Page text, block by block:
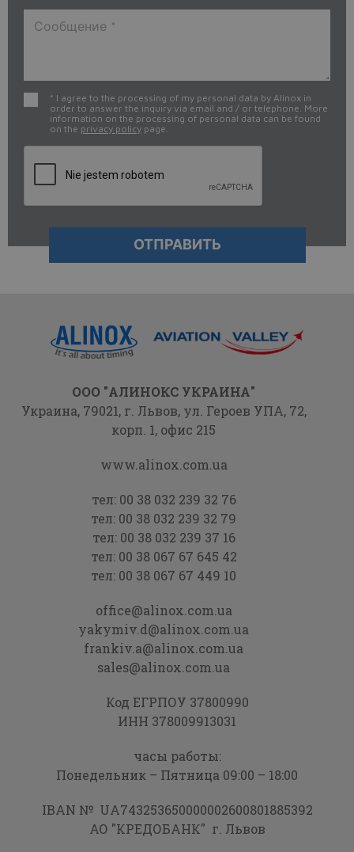
* I agree to the processing of my personal data by Alinox in
order to answer the inquiry via email and / or telephone. More
information on the processing of personal data can be found
on the privacy policy page.
ООО "АЛИНОКС УКРАИНА"
Украина, 79021,г. Львов, ул. Героев УПА,72,
корп. 1, офис 215
www.alinox.com.ua
тел: 00 38 032 239 32 76
тел: 00 38 032 239 32 79
тел: 00 38 032 239 37 16
тел: 00 38 067 67 645 42
тел: 00 38 067 67 449 10
office@alinox.com.ua
yakymiv.d@alinox.com.ua
frankiv.a@alinox.com.ua
sales@alinox.com.ua
Код ЕГРПОУ 37800990
ИНН 378009913031
часы работы:
Понедельник – Пятница 09:00 – 18:00
IBAN № UA743253650000002600801885392
АО "КРЕДОБАНК" г. Львов